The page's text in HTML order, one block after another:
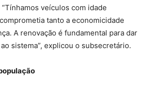
veículos com idade
tanto a economicidade
A renovação é fundamental para dar
sistema”, explicou o subsecretário.